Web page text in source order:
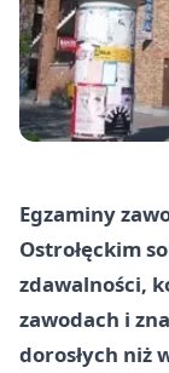
Egzaminy
Ostrołęckim
zdawalności,
zawodach i
dorosłych niż